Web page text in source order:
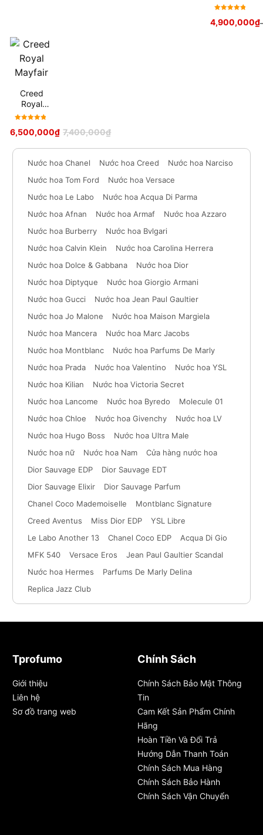
hạng5
4,900,000₫
Creed
Royal
Mayfair
hạng5
7,400,000₫
6,500,000₫
Nước hoa Chanel Nước hoa Creed
Nước hoa Narciso
Nước hoa Tom Ford
Nước hoa Versace
Nước hoa Le Labo
Nước hoa Acqua Di Parma
Nước hoa Afnan
Nước hoa Armaf
Nước hoa Azzaro
Nước hoa Burberry
Nước hoa Bvlgari
Nước hoa Calvin Klein
Nước hoa Carolina Herrera
Nước hoa Dolce & Gabbana
Nước hoa Dior
Nước hoa Diptyque
Nước hoa Giorgio Armani
Nước hoa Gucci
Nước hoa Jean Paul Gaultier
Nước hoa Jo Malone
Nước hoa Maison Margiela
Nước hoa Mancera
Nước hoa Marc Jacobs
Nước hoa Montblanc
Nước hoa Parfums De Marly
Nước hoa Prada
Nước hoa Valentino
Nước hoa YSL
Nước hoa Kilian
Nước hoa Victoria Secret
Nước hoa Lancome
Nước hoa Byredo
Molecule 01
Nước hoa Chloe
Nước hoa Givenchy
Nước hoa LV
Nước hoa Hugo Boss
Nước hoa Ultra Male
Nước hoa nữ
Nước hoa Nam
Cửa hàng nước hoa
Dior Sauvage EDP
Dior Sauvage EDT
Dior Sauvage Elixir
Dior Sauvage Parfum
Chanel Coco Mademoiselle
Montblanc Signature
Creed Aventus
Miss Dior EDP
YSL Libre
Le Labo Another 13
Chanel Coco EDP
Acqua Di Gio
MFK 540
Versace Eros
Jean Paul Gaultier Scandal
Nước hoa Hermes
Parfums De Marly Delina
Replica Jazz Club
Tprofumo
Giới thiệu
Liên hệ
Sơ đồ trang web
Chính Sách
Chính Sách Bảo Mật Thông
Tin
Cam Kết Sản Phẩm Chính
Hãng
Hoàn Tiền Và Đổi Trả
Hướng Dẫn Thanh Toán
Chính Sách Mua Hàng
Chính Sách Bảo Hành
Chính Sách Vận Chuyển